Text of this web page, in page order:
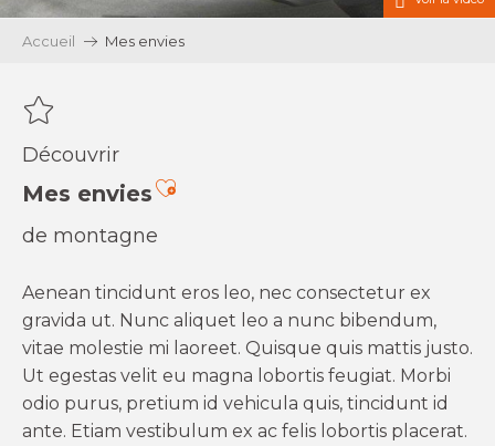
Accueil Mes envies
Découvrir
Mes enviesAjouter aux favoris
de montagne
Aenean tincidunt eros leo, nec consectetur ex
gravida ut. Nunc aliquet leo a nunc bibendum,
vitae molestie mi laoreet. Quisque quis mattis justo.
Ut egestas velit eu magna lobortis feugiat. Morbi
odio purus, pretium id vehicula quis, tincidunt id
ante. Etiam vestibulum ex ac felis lobortis placerat.